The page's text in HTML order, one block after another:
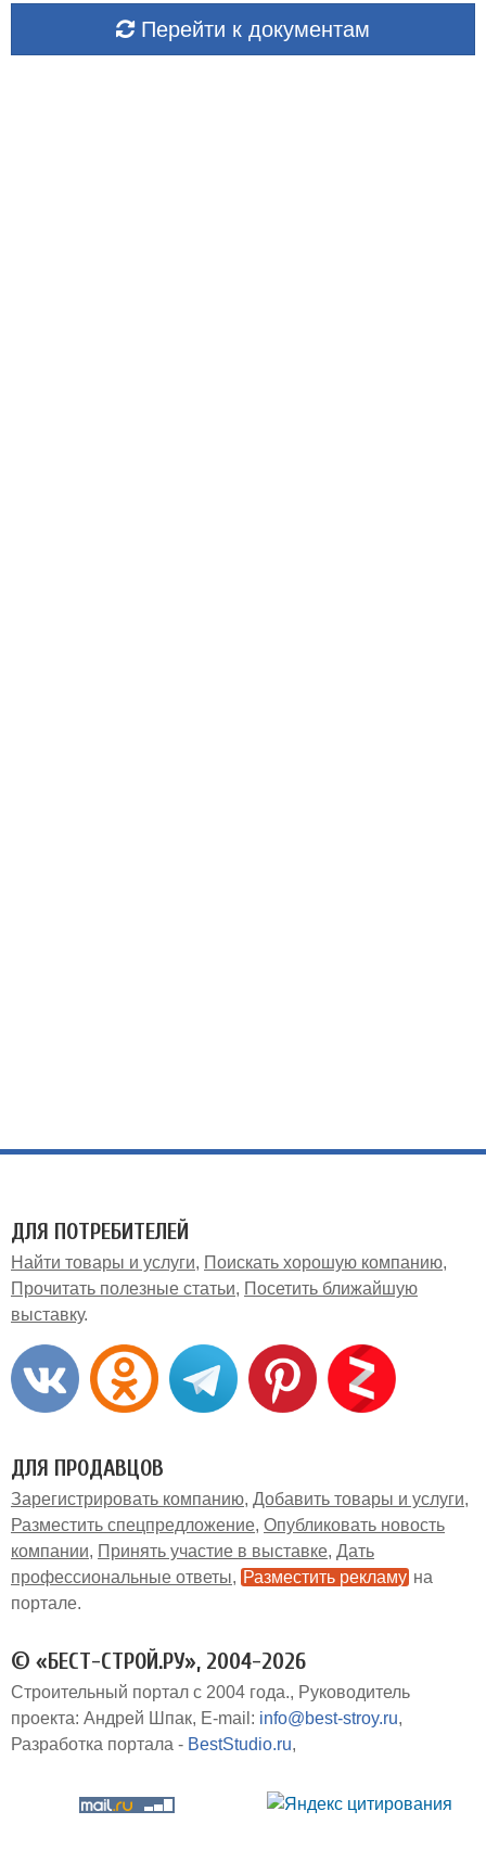
Перейти к документам
ДЛЯ ПОТРЕБИТЕЛЕЙ
Найти товары и услуги
Поискать хорошую компанию
Прочитать полезные статьи
Посетить ближайшую
выставку
ДЛЯ ПРОДАВЦОВ
Зарегистрировать компанию Добавить товары и услуги
Разместить спецпредложение Опубликовать новость
компании
Принять участие в выставке Дать
профессиональные ответы
Разместить рекламу на
портале
© «БЕСТ-СТРОЙ.РУ», 2004-2026
Строительный портал с 2004 года.
Руководитель
проекта: Андрей Шпак E-mail: info@best-stroy.ru
Разработка портала - BestStudio.ru